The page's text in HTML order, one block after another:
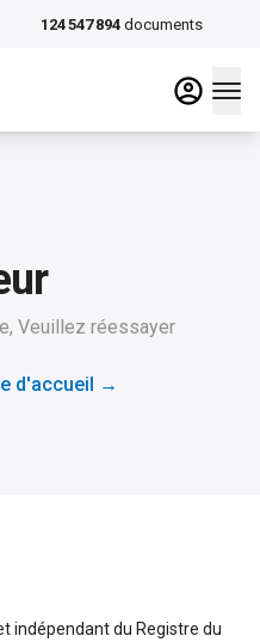
124 547 894 documents
Veuillez réessayer
d'accueil →
indépendant du Registre du